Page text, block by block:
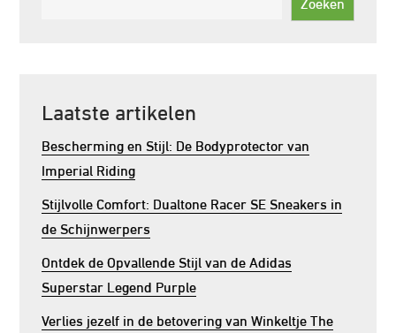
Laatste artikelen
Bescherming en Stijl: De Bodyprotector van
Imperial Riding
Stijlvolle Comfort: Dualtone Racer SE Sneakers in
de Schijnwerpers
Ontdek de Opvallende Stijl van de Adidas
Superstar Legend Purple
Verlies jezelf in de betovering van Winkeltje The